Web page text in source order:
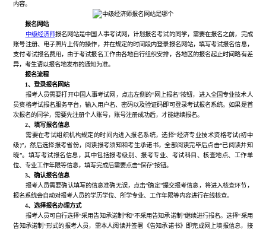
内容。
报名网站
中级经济师报名网站是中国人事考试网，计划报名考试的同学，需要在报名之前，完成
账号注册、电子照片上传的操作，并在规定的时间段内登录报名网站，填写考试报名信息，
支付考试报名费用，由于考试报名工作由各地自行组织安排，各地区的报名起止时间略有差
异，考生请以报名地发布的通知为准。
报名流程
1、登录报名网站
报考人员需要打开中国人事考试网，点击左侧的“网上报名”按钮，进入全国专业技术人
员资格考试报名服务平台，输入用户名、密码以及验证码即可登录考试报名系统。如果是首
次报名的同学，需要先注册个人账号，账号注册成功后，才能继续报名。
2、填写报名信息
需要在考试组织机构规定的时间内进入报名系统，选择“经济专业技术资格考试(初中
级)”，然后选择报考省份，阅读报考须知和考生承诺书，全部阅读完毕后点击“已阅读并知
晓”。填写考试报名信息，其中包括报考级别、报考专业、考试科目、核查地点、工作单
位、专业工作年限等信息，填写完成后需要点击“保存”按钮。
3、确认报名信息
报考人员需要确认填写的信息准确无误，点击“确定”提交报考信息，将进入核查环节，
报名系统会自动对报考人员的学历学位、所学专业、工作年限等内容进行在线核查。
4、选择报名办理方式
报考人员可自行选择“采用告知承诺制”和“不采用告知承诺制”继续进行报名。选择“采用
告知承诺制”形式的报考人员，需本人阅读并签署《告知承诺书》即完成网上填报信息，接